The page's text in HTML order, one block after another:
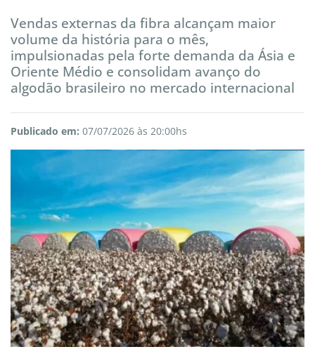
Vendas externas da fibra alcançam maior
volume da história para o mês,
impulsionadas pela forte demanda da Ásia e
Oriente Médio e consolidam avanço do
algodão brasileiro no mercado internacional
Publicado em: 07/07/2026 às 20:00hs